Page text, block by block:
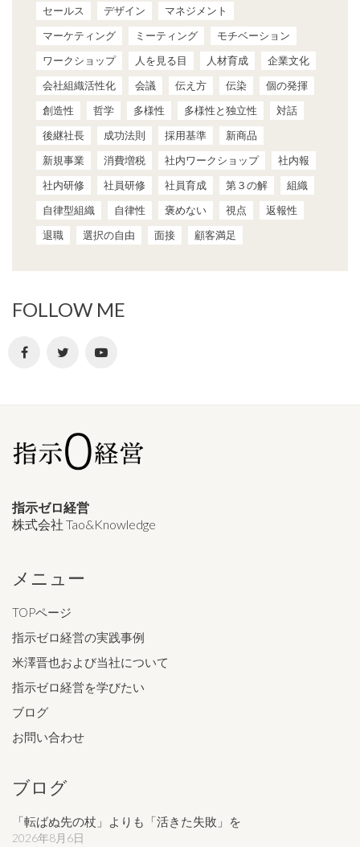
セールス
デザイン
マネジメント
マーケティング
ミーティング
モチベーション
ワークショップ
人を見る目 人材育成
企業文化
会社組織活性化
会議 伝え方 伝染
個の発揮
創造性
哲学 多様性 多様性と独立性
対話
後継社長
成功法則 採用基準
新商品
新規事業
消費増税 社内ワークショップ
社内報
社内研修
社員研修 社員育成 第３の解
組織
自律型組織
自律性 褒めない 視点
返報性
退職
選択の自由 面接 顧客満足
FOLLOW ME
指示ゼロ経営
株式会社 Tao&Knowledge
メニュー
TOPページ
指示ゼロ経営の実践事例
米澤晋也および当社について
指示ゼロ経営を学びたい
ブログ
お問い合わせ
ブログ
「転ばぬ先の杖」よりも「活きた失敗」を
2026年8月6日